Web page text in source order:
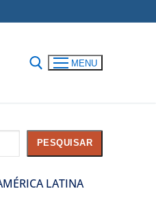
MENU
PESQUISAR
LATINA